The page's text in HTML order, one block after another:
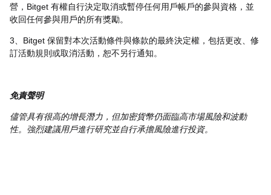
營，Bitget 有權自行決定取消或暫停任何用戶帳戶的參與資格，並
收回任何參與用戶的所有獎勵。
3、Bitget 保留對本次活動條件與條款的最終決定權，包括更改、修
訂活動規則或取消活動，恕不另行通知。
免責聲明
儘管具有很高的增長潛力，但加密貨幣仍面臨高市場風險和波動
性。強烈建議用戶進行研究並自行承擔風險進行投資。